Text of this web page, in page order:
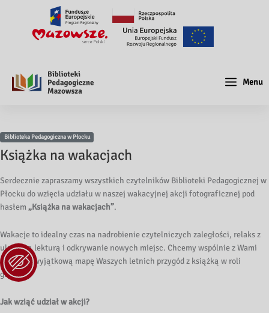
Menu
Biblioteka Pedagogiczna w Płocku
Książka na wakacjach
Serdecznie zapraszamy wszystkich czytelników Biblioteki Pedagogicznej w
Płocku do wzięcia udziału w naszej wakacyjnej akcji fotograficznej pod
hasłem „Książka na wakacjach”.
Wakacje to idealny czas na nadrobienie czytelniczych zaległości, relaks z
ulubioną lekturą i odkrywanie nowych miejsc. Chcemy wspólnie z Wami
stworzyć wyjątkową mapę Waszych letnich przygód z książką w roli
głównej!
Jak wziąć udział w akcji?